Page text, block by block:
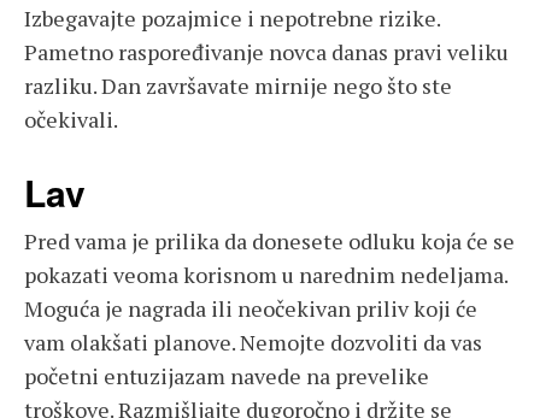
Izbegavajte pozajmice i nepotrebne rizike.
Pametno raspoređivanje novca danas pravi veliku
razliku. Dan završavate mirnije nego što ste
očekivali.
Lav
Pred vama je prilika da donesete odluku koja će se
pokazati veoma korisnom u narednim nedeljama.
Moguća je nagrada ili neočekivan priliv koji će
vam olakšati planove. Nemojte dozvoliti da vas
početni entuzijazam navede na prevelike
troškove. Razmišljajte dugoročno i držite se